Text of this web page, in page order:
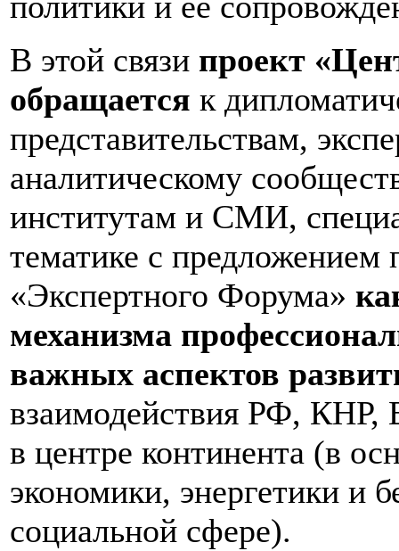
В этой связи проект
обращается к
представительствам,
аналитическому
институтам и СМИ,
тематике с предложением
«Экспертного Форума»
механизма
важных аспектов
взаимодействия РФ,
в центре континента (в
экономики, энергетики и
социальной сфере).